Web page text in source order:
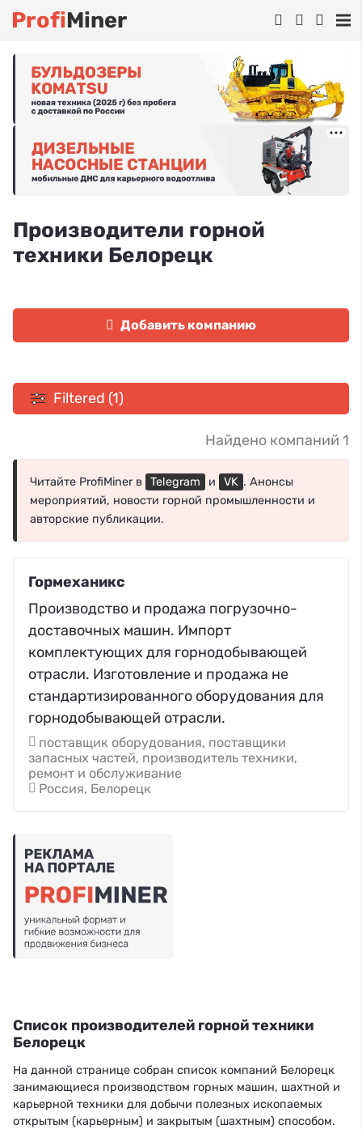
ProfiMiner
Производители горной
техники Белорецк
Добавить компанию
Filtered (1)
Найдено компаний 1
Читайте ProfiMiner в Telegram и VK . Анонсы
мероприятий, новости горной промышленности и
авторские публикации.
Гормеханикс
Производство и продажа погрузочно-
доставочных машин. Импорт
комплектующих для горнодобывающей
отрасли. Изготовление и продажа не
стандартизированного оборудования для
горнодобывающей отрасли.
поставщик оборудования, поставщики
запасных частей, производитель техники,
ремонт и обслуживание
Россия, Белорецк
Список производителей горной техники
Белорецк
На данной странице собран список компаний Белорецк
занимающиеся производством горных машин, шахтной и
карьерной техники для добычи полезных ископаемых
открытым (карьерным) и закрытым (шахтным) способом.